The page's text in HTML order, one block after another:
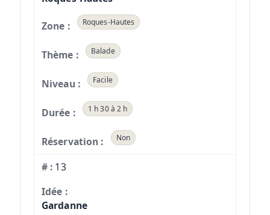
Roques-Hautes
Balade
Facile
1 h 30 à 2 h
Non
13
Gardanne